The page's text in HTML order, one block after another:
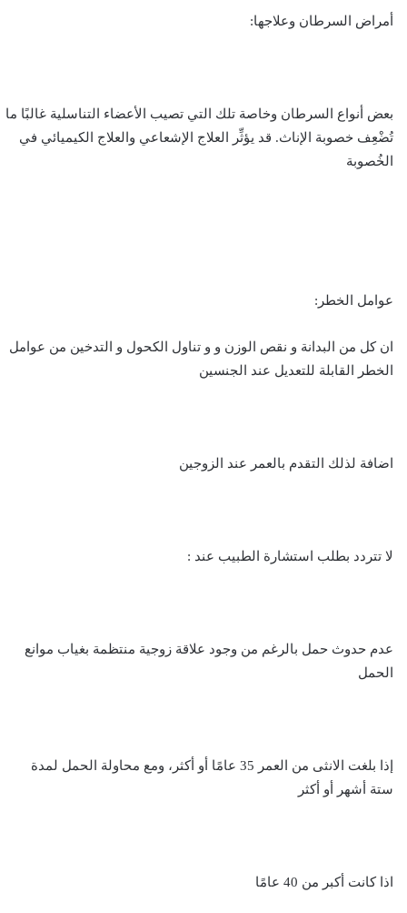
أمراض السرطان وعلاجها:
بعض أنواع السرطان وخاصة تلك التي تصيب الأعضاء التناسلية غالبًا ما
تُضْعِف خصوبة الإناث. قد يؤثِّر العلاج الإشعاعي والعلاج الكيميائي في
الخُصوبة
عوامل الخطر:
ان كل من البدانة و نقص الوزن و و تناول الكحول و التدخين من عوامل
الخطر القابلة للتعديل عند الجنسين
اضافة لذلك التقدم بالعمر عند الزوجين
لا تتردد بطلب استشارة الطبيب عند :
عدم حدوث حمل بالرغم من وجود علاقة زوجية منتظمة بغياب موانع
الحمل
إذا بلغت الانثى من العمر 35 عامًا أو أكثر، ومع محاولة الحمل لمدة
ستة أشهر أو أكثر
اذا كانت أكبر من 40 عامًا